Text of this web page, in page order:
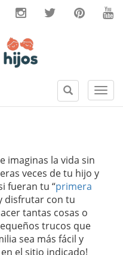
S
e
B
u
r
imaginas la vida sin
veces de tu hijo y
fueran tu “primera
disfrutar con tu
tantas cosas o
trucos que
sea más fácil y
el sitio indicado!